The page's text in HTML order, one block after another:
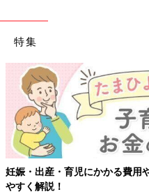
特集
妊娠・出産・育児にかかる費用
やすく解説！